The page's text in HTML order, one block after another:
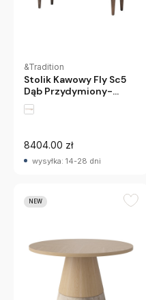
&Tradition
Stolik Kawowy Fly Sc5
Dąb Przydymiony-
Czarny Marmur
Andtradition
8404.00 zł
wysyłka: 14-28 dni
NEW